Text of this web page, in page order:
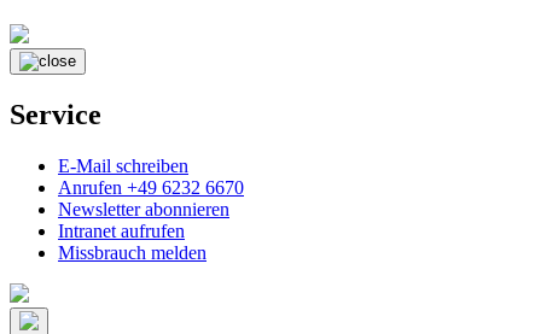
Service
E-Mail schreiben
Anrufen +49 6232 6670
Newsletter abonnieren
Intranet aufrufen
Missbrauch melden